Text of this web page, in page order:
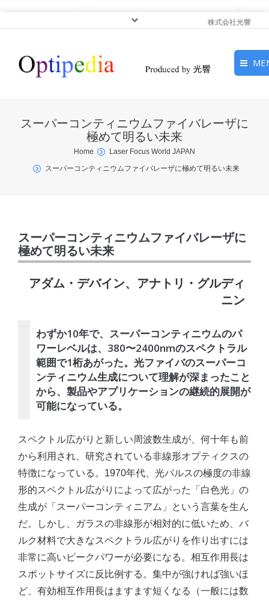
株式会社光響
ピックアップ
サービス
スーパーコンティニウムファイバレーザに
極めて明るい未来
You are here:Home
Laser Focus World JAPAN
スーパーコンティニウムファイバレーザに極めて明るい未来
スーパーコンティニウムファイバレーザに
極めて明るい未来
アダム・デバイン、アナトリ・グルディ
ニン
わずか10年で、スーパーコンティニウムのパ
ワーレベルは、380〜2400nmのスペクトラル
範囲で1桁あがった。光ファイバのスーパーコ
ンティニウム生成について理解が深まったこと
から、製品やアプリケーションの継続的展開が
可能になっている。
スペクトル広がりと新しい周波数生成が、何十年も前
から利用され、研究されている非線形オプティクスの
特徴になっている。1970年代、光パルスの極度の非線
形的スペクトル広がりによって広がった「白色光」の
生成が「スーパーコンティニアム」という言葉を生ん
だ。しかし、ガラスの非線形が相対的に低いため、バ
ルク材料で大きなスペクトラル広がりを作り出すには
非常に高いピークパワーが必要になる。相互作用長は
スポットサイズに反比例する。集中が強ければ強いほ
ど、有効相互作用長はますます短くなる（一般には数